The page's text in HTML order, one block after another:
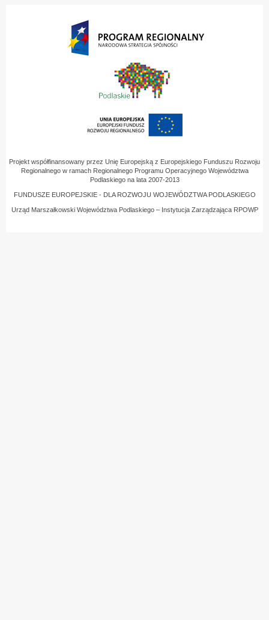
Projekt współfinansowany przez Unię Europejską z Europejskiego Funduszu Rozwoju
Regionalnego w ramach Regionalnego Programu Operacyjnego Województwa
Podlaskiego na lata 2007-2013
FUNDUSZE EUROPEJSKIE - DLA ROZWOJU WOJEWÓDZTWA PODLASKIEGO
Urząd Marszałkowski Województwa Podlaskiego – Instytucja Zarządzająca RPOWP